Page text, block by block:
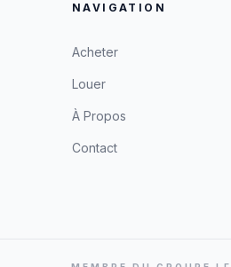
NAVIGATION
Acheter
Louer
À Propos
Contact